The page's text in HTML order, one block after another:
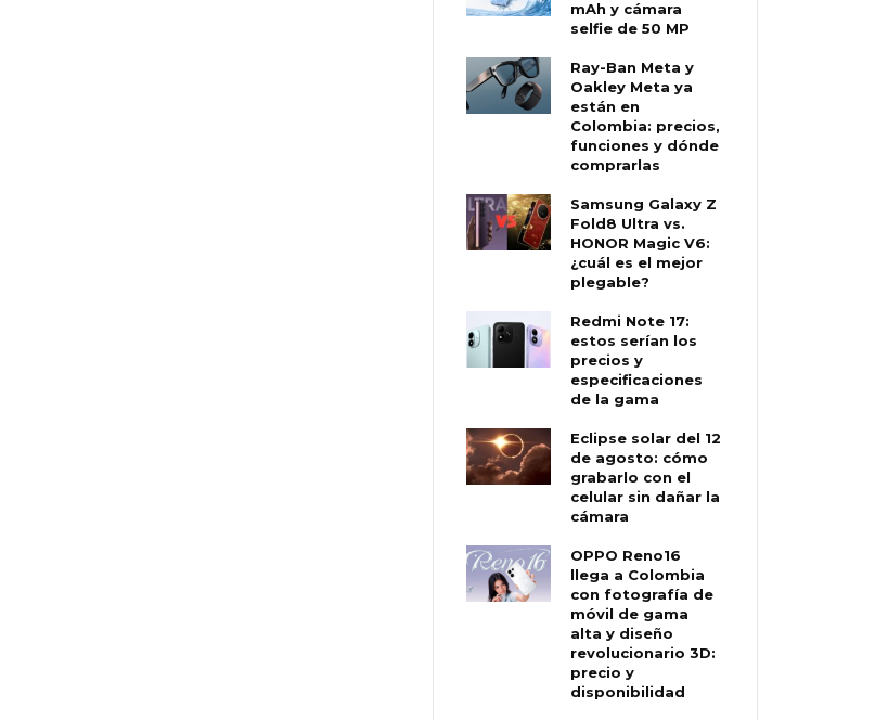
mAh y cámara
selfie de 50 MP
Ray-Ban Meta y
Oakley Meta ya
están en
Colombia: precios,
funciones y dónde
comprarlas
Samsung Galaxy Z
Fold8 Ultra vs.
HONOR Magic V6:
¿cuál es el mejor
plegable?
Redmi Note 17:
estos serían los
precios y
especificaciones
de la gama
Eclipse solar del 12
de agosto: cómo
grabarlo con el
celular sin dañar la
cámara
OPPO Reno16
llega a Colombia
con fotografía de
móvil de gama
alta y diseño
revolucionario 3D:
precio y
disponibilidad